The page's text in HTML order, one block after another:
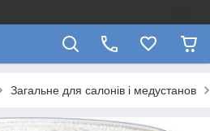
Загальне для салонів і медустанов